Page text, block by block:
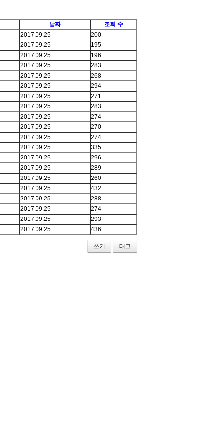
날짜
조회 수
2017.09.25
200
2017.09.25
195
2017.09.25
196
2017.09.25
283
2017.09.25
268
2017.09.25
294
2017.09.25
271
2017.09.25
283
2017.09.25
274
2017.09.25
270
2017.09.25
274
2017.09.25
335
2017.09.25
296
2017.09.25
289
2017.09.25
260
2017.09.25
432
2017.09.25
288
2017.09.25
274
2017.09.25
293
2017.09.25
436
쓰기 태그